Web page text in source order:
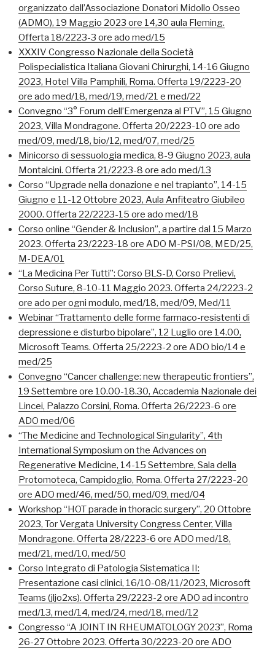
organizzato dall’Associazione Donatori Midollo Osseo
(ADMO), 19 Maggio 2023 ore 14,30 aula Fleming.
Offerta 18/2223-3 ore ado med/15
XXXIV Congresso Nazionale della Società
Polispecialistica Italiana Giovani Chirurghi, 14-16 Giugno
2023, Hotel Villa Pamphili, Roma. Offerta 19/2223-20
ore ado med/18, med/19, med/21 e med/22
Convegno “3° Forum dell’Emergenza al PTV”, 15 Giugno
2023, Villa Mondragone. Offerta 20/2223-10 ore ado
med/09, med/18, bio/12, med/07, med/25
Minicorso di sessuologia medica, 8-9 Giugno 2023, aula
Montalcini. Offerta 21/2223-8 ore ado med/13
Corso “Upgrade nella donazione e nel trapianto”, 14-15
Giugno e 11-12 Ottobre 2023, Aula Anfiteatro Giubileo
2000. Offerta 22/2223-15 ore ado med/18
Corso online “Gender & Inclusion”, a partire dal 15 Marzo
2023. Offerta 23/2223-18 ore ADO M-PSI/08, MED/25,
M-DEA/01
“La Medicina Per Tutti”: Corso BLS-D, Corso Prelievi,
Corso Suture, 8-10-11 Maggio 2023. Offerta 24/2223-2
ore ado per ogni modulo, med/18, med/09, Med/11
Webinar “Trattamento delle forme farmaco-resistenti di
depressione e disturbo bipolare”, 12 Luglio ore 14.00,
Microsoft Teams. Offerta 25/2223-2 ore ADO bio/14 e
med/25
Convegno “Cancer challenge: new therapeutic frontiers”,
19 Settembre ore 10.00-18.30, Accademia Nazionale dei
Lincei, Palazzo Corsini, Roma. Offerta 26/2223-6 ore
ADO med/06
“The Medicine and Technological Singularity”, 4th
International Symposium on the Advances on
Regenerative Medicine, 14-15 Settembre, Sala della
Protomoteca, Campidoglio, Roma. Offerta 27/2223-20
ore ADO med/46, med/50, med/09, med/04
Workshop “HOT parade in thoracic surgery”, 20 Ottobre
2023, Tor Vergata University Congress Center, Villa
Mondragone. Offerta 28/2223-6 ore ADO med/18,
med/21, med/10, med/50
Corso Integrato di Patologia Sistematica II:
Presentazione casi clinici, 16/10-08/11/2023, Microsoft
Teams (jljo2xs). Offerta 29/2223-2 ore ADO ad incontro
med/13, med/14, med/24, med/18, med/12
Congresso “A JOINT IN RHEUMATOLOGY 2023”, Roma
26-27 Ottobre 2023. Offerta 30/2223-20 ore ADO